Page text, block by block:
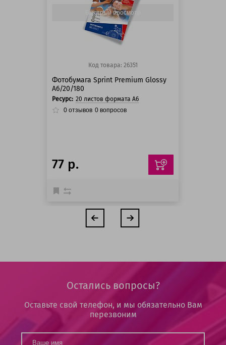
125 баллов
Быстрый просмотр
Код товара: 26351
Фотобумага Sprint Premium Glossy
A6/20/180
Ресурс: 20 листов формата А6
0 отзывов 0 вопросов
77 р.
Остались вопросы?
Оставьте свой телефон, и мы обязательно Вам
перезвоним